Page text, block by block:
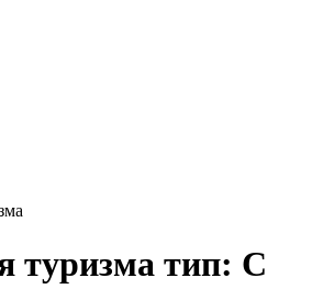
туризма тип: С